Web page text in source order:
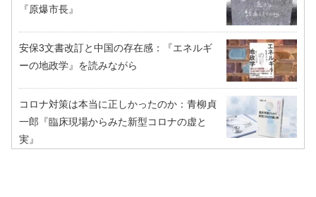
『原爆市長』
安保3文書改訂と中国の存在感：『エネルギ
ーの地政学』を読みながら
コロナ対策は本当に正しかったのか：青柳貞
一郎『臨床現場からみた新型コロナの虚と
実』